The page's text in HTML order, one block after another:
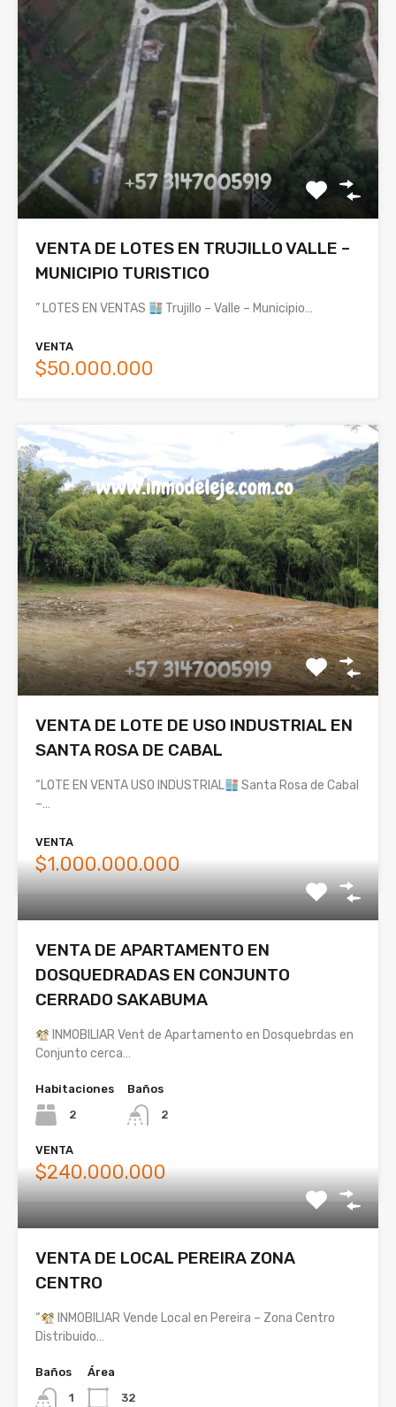
VENTA DE LOTES EN TRUJILLO VALLE –
MUNICIPIO TURISTICO
” LOTES EN VENTAS Trujillo – Valle – Municipio…
VENTA
$50.000.000
VENTA DE LOTE DE USO INDUSTRIAL EN
SANTA ROSA DE CABAL
“LOTE EN VENTA USO INDUSTRIAL
Santa Rosa de Cabal
–…
VENTA
$1.000.000.000
VENTA DE APARTAMENTO EN
DOSQUEDRADAS EN CONJUNTO
CERRADO SAKABUMA
INMOBILIAR Vent de Apartamento en Dosquebrdas en
Conjunto cerca…
Habitaciones
2
Baños
2
VENTA
$240.000.000
VENTA DE LOCAL PEREIRA ZONA
CENTRO
“
INMOBILIAR Vende Local en Pereira – Zona Centro
Distribuido…
Baños
1
Área
32